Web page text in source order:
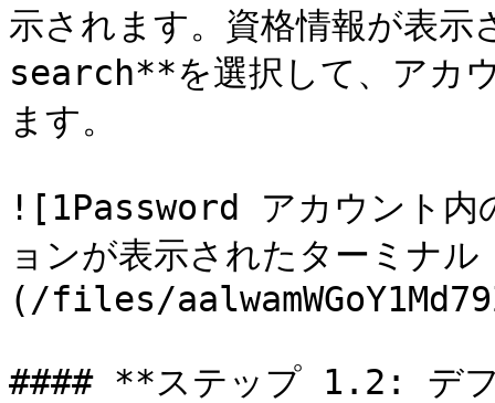
示されます。資格情報が表
search**を選択して、アカ
ます。
![1Password アカウント内
ョンが表示されたターミナ
(/files/
#### **ステップ 1.2: デフ